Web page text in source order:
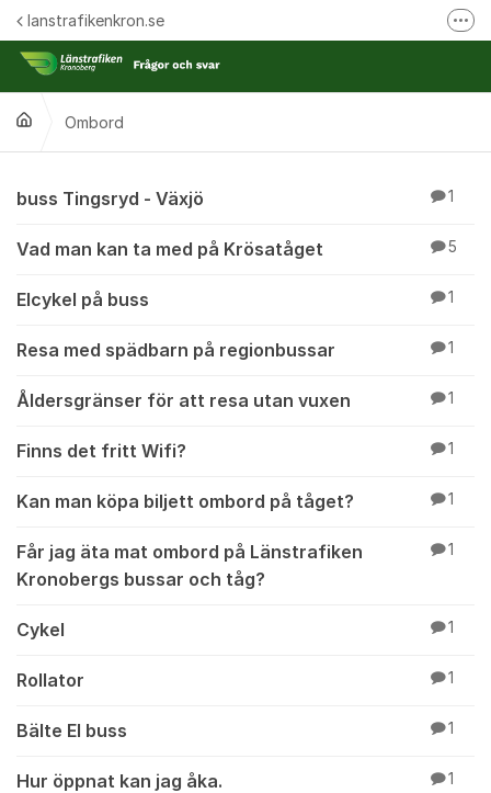
Hoppa till innehåll
lanstrafikenkron.se
Länstrafiken Kronobergs webbplats
Ombord
Ombord
buss Tingsryd - Växjö 1
Vad man kan ta med på Krösatåget 5
Elcykel på buss 1
Resa med spädbarn på regionbussar 1
Åldersgränser för att resa utan vuxen 1
Finns det fritt Wifi? 1
Kan man köpa biljett ombord på tåget? 1
Får jag äta mat ombord på Länstrafiken
Kronobergs bussar och tåg?
1
Cykel 1
Rollator 1
Bälte El buss 1
Hur öppnat kan jag åka. 1